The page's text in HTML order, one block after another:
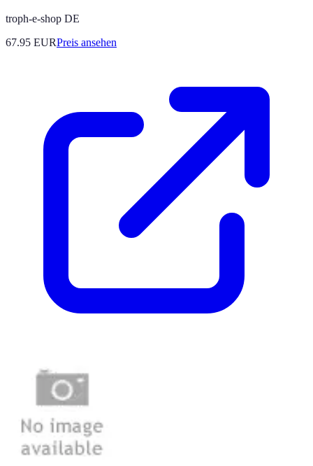
troph-e-shop DE
67.95 EURPreis ansehen